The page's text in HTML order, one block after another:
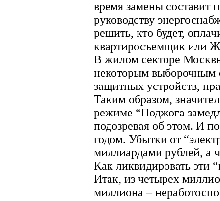
время замены составит
руководству
решить, кто будет,
квартиросъемщик или
В жилом секторе
некоторым выборочным
защитных устройств,
Таким образом,
режиме “Поджога
подозревая об этом. И
годом. Убытки от
миллиардами рублей, а
Как ликвидировать эти
Итак, из четырех
миллиона –